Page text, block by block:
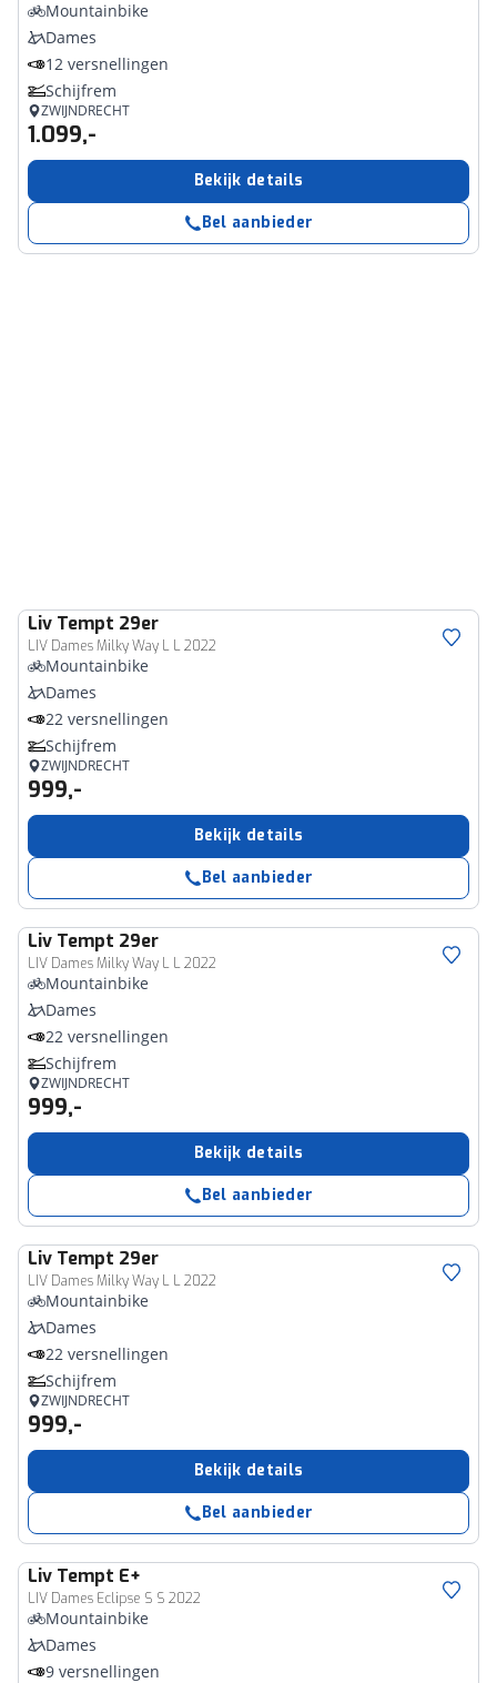
Mountainbike
Dames
12 versnellingen
Schijfrem
ZWIJNDRECHT
1.099,-
Bekijk details
Bel aanbieder
Liv Tempt 29er
LIV Dames Milky Way L L 2022
Mountainbike
Dames
22 versnellingen
Schijfrem
ZWIJNDRECHT
999,-
Bekijk details
Bel aanbieder
Liv Tempt 29er
LIV Dames Milky Way L L 2022
Mountainbike
Dames
22 versnellingen
Schijfrem
ZWIJNDRECHT
999,-
Bekijk details
Bel aanbieder
Liv Tempt 29er
LIV Dames Milky Way L L 2022
Mountainbike
Dames
22 versnellingen
Schijfrem
ZWIJNDRECHT
999,-
Bekijk details
Bel aanbieder
Liv Tempt E+
LIV Dames Eclipse S S 2022
Mountainbike
Dames
9 versnellingen